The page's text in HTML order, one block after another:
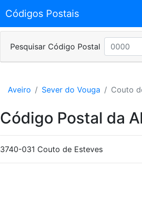
Códigos Postais
Pesquisar Código Postal
Aveiro Sever do Vouga Couto
Código Postal da
3740-031 Couto de Esteves